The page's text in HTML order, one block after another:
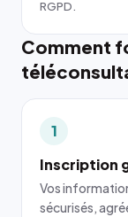
RGPD.
Comment
1
Inscription
Vos
sécurisés,